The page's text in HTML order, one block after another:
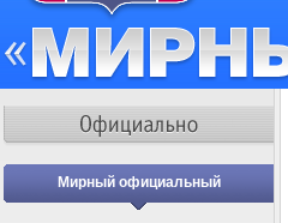
Мирный официальный